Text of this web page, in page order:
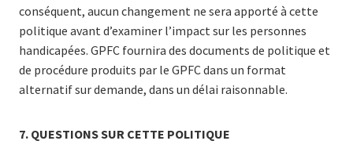
conséquent, aucun changement ne sera apporté à cette
politique avant d’examiner l’impact sur les personnes
handicapées. GPFC fournira des documents de politique et
de procédure produits par le GPFC dans un format
alternatif sur demande, dans un délai raisonnable.
7. QUESTIONS SUR CETTE POLITIQUE